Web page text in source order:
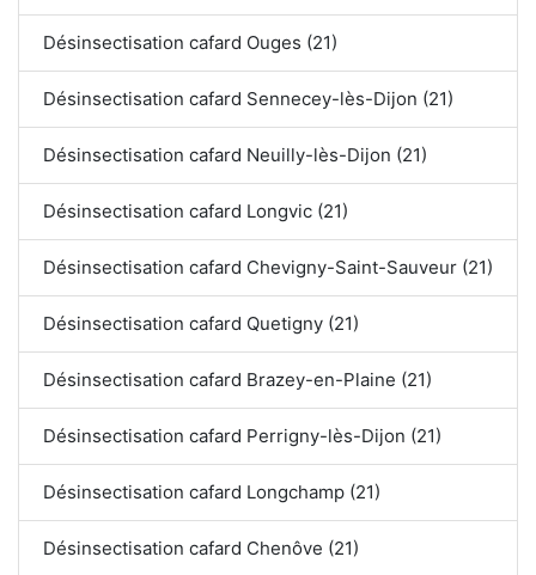
Désinsectisation cafard Ouges (21)
Désinsectisation cafard Sennecey-lès-Dijon (21)
Désinsectisation cafard Neuilly-lès-Dijon (21)
Désinsectisation cafard Longvic (21)
Désinsectisation cafard Chevigny-Saint-Sauveur (21)
Désinsectisation cafard Quetigny (21)
Désinsectisation cafard Brazey-en-Plaine (21)
Désinsectisation cafard Perrigny-lès-Dijon (21)
Désinsectisation cafard Longchamp (21)
Désinsectisation cafard Chenôve (21)